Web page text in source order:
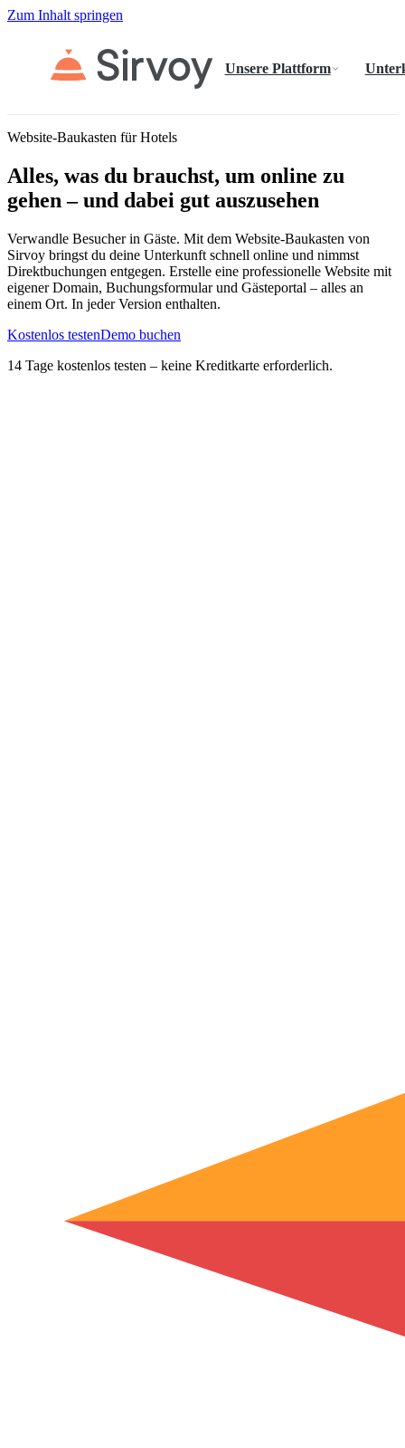
Zum Inhalt springen
Unsere Plattform
Website-Baukasten für Hotels
Alles, was du brauchst, um online zu
gehen – und dabei gut auszusehen
Verwandle Besucher in Gäste. Mit dem Website-Baukasten von
Sirvoy bringst du deine Unterkunft schnell online und nimmst
Direktbuchungen entgegen. Erstelle eine professionelle Website mit
eigener Domain, Buchungsformular und Gästeportal – alles an
einem Ort. In jeder Version enthalten.
Kostenlos testenDemo buchen
14 Tage kostenlos testen – keine Kreditkarte erforderlich.